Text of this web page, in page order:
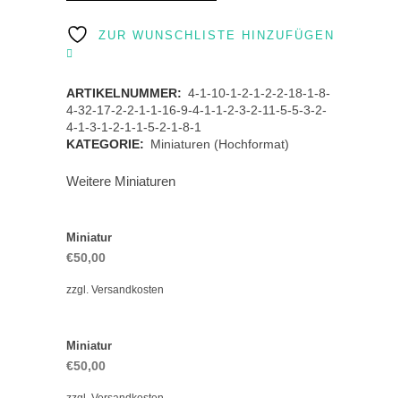
ZUR WUNSCHLISTE HINZUFÜGEN
ARTIKELNUMMER: 4-1-10-1-2-1-2-2-18-1-8-
4-32-17-2-2-1-1-16-9-4-1-1-2-3-2-11-5-5-3-2-
4-1-3-1-2-1-1-5-2-1-8-1
KATEGORIE: Miniaturen (Hochformat)
Weitere Miniaturen
Miniatur
€50,00
zzgl. Versandkosten
Miniatur
€50,00